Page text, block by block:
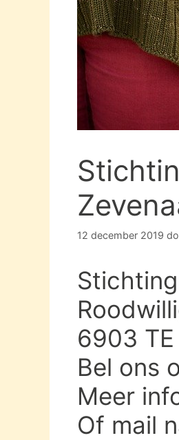
12 december 2019
6903
Bel ons
Meer
Of mail